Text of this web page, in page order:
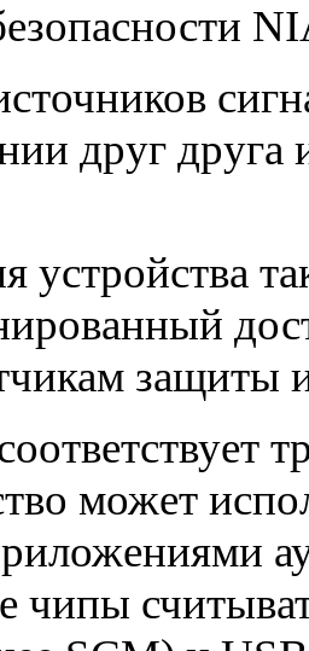
друг
устройства
защиты
может
чипы